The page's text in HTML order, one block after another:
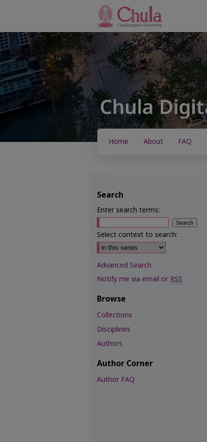
Home About FAQ
Search
Enter search terms:
Select context to search:
Advanced Search
Notify me via email orRSS
Browse
Collections
Disciplines
Authors
Author Corner
Author FAQ